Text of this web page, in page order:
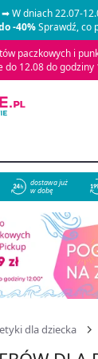
➡ W dniach 22.07-
-40%Sprawdź, co
paczkowych i
do 12.08 do godziny
dostawa już
w dobę
dla dziecka